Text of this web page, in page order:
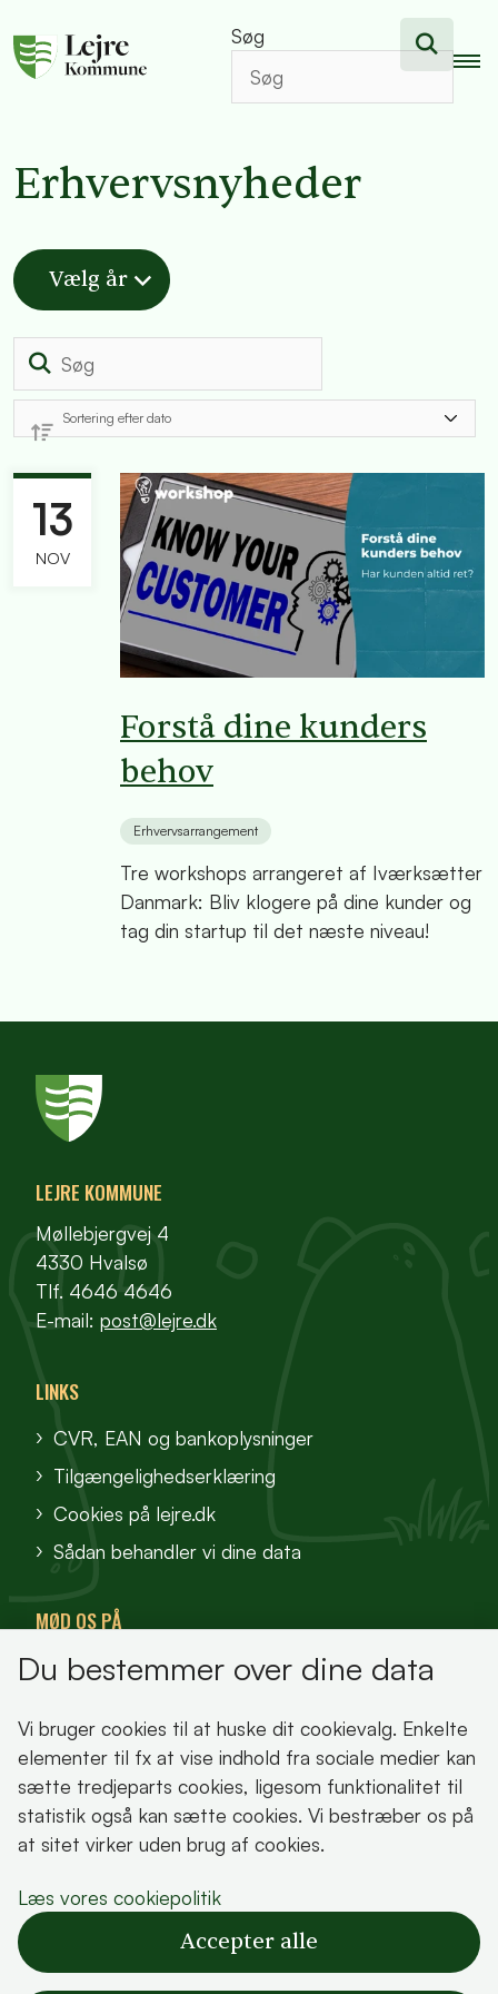
Søg
Erhvervsnyheder
Vælg år
Forstå dine kunders
behov
13
NOV
Erhvervsarrangement
Tre workshops arrangeret af Iværksætter
Danmark: Bliv klogere på dine kunder og
tag din startup til det næste niveau!
LEJRE KOMMUNE
Møllebjergvej 4
4330 Hvalsø
Tlf. 4646 4646
E-mail: post@lejre.dk
LINKS
CVR, EAN og bankoplysninger
Tilgængelighedserklæring
Cookies på lejre.dk
Sådan behandler vi dine data
MØD OS PÅ
VisitFjordlandet
Oplev Lejre
Dette indhold kræver cookies for at blive vist
Du bestemmer over dine data
Vi bruger cookies til at huske dit cookievalg. Enkelte
elementer til fx at vise indhold fra sociale medier kan
sætte tredjeparts cookies, ligesom funktionalitet til
statistik også kan sætte cookies. Vi bestræber os på
at sitet virker uden brug af cookies.
Læs vores cookiepolitik
Accepter alle